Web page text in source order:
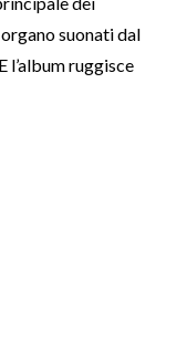
suonati dal
l’album ruggisce